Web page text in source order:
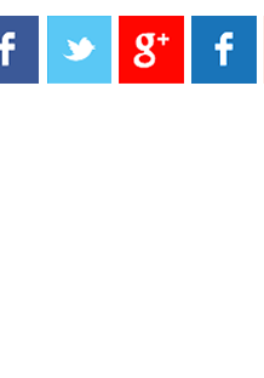
13:40
- 2021/08/15
يوفيتش يعرض خدماته على الإنتير